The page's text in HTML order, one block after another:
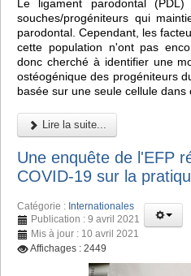
Le ligament parodontal
souches/progéniteurs qui
parodontal. Cependant, les
cette population n'ont pas
donc cherché à identifier une
ostéogénique des progéniteurs
basée sur une seule cellule dans
Lire la suite...
Une enquête de l'EFP
COVID-19 sur la
Catégorie : Internationales
Publication : 9 avril 2021
Mis à jour : 10 avril 2021
Affichages : 2449